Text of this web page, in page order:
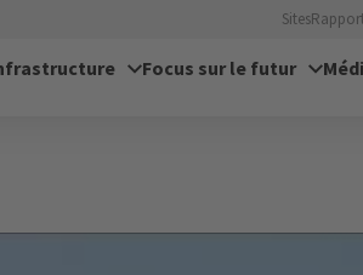
Sites
Focus sur le futur